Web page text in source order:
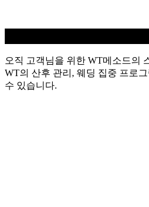
오직 고객님을 위한 WT메소드의
WT의 산후 관리, 웨딩 집중 프로
수 있습니다.